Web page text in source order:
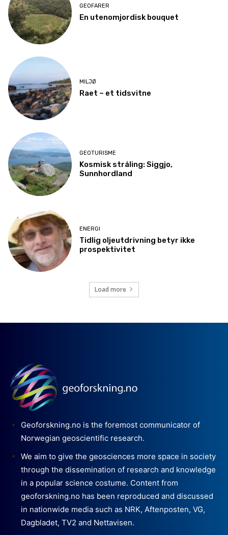
GEOFARER
En utenomjordisk bouquet
MILJØ
Raet – et tidsvitne
GEOTURISME
Kosmisk stråling: Siggjo,
Sunnhordland
ENERGI
Tidlig oljeutdrivning betyr ikke
prospektivitet
Load more
Geoforskning.no is the foremost communicator of
Norwegian geoscientific research.
We aim to give the geosciences more space in society
through the dissemination of research and knowledge
in a popular science costume. Content from
geoforskning.no has been reproduced and discussed
in nationwide media such as NRK, Aftenposten, VG,
Dagbladet, TV2 and Nettavisen.